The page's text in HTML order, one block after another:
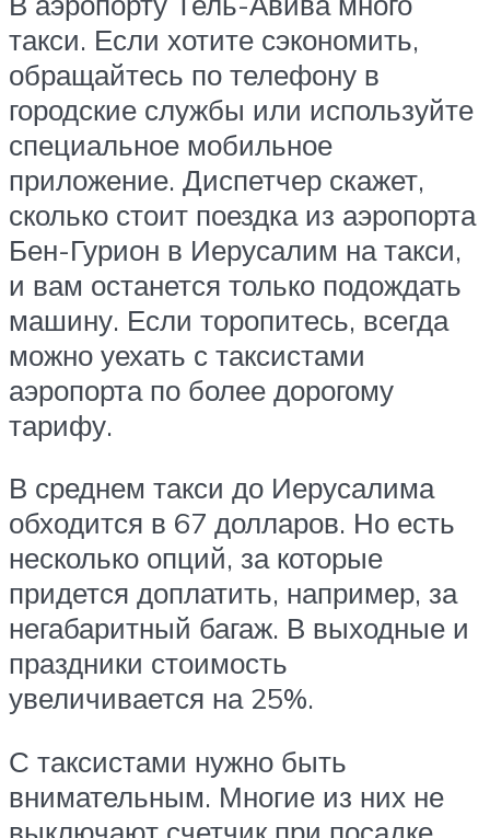
такси. Если хотите сэкономить,
обращайтесь по телефону в
городские службы или используйте
специальное мобильное
приложение. Диспетчер скажет,
сколько стоит поездка из аэропорта
Бен-Гурион в Иерусалим на такси,
и вам останется только подождать
машину. Если торопитесь, всегда
можно уехать с таксистами
аэропорта по более дорогому
тарифу.
В среднем такси до Иерусалима
обходится в 67 долларов. Но есть
несколько опций, за которые
придется доплатить, например, за
негабаритный багаж. В выходные и
праздники стоимость
увеличивается на 25%.
С таксистами нужно быть
внимательным. Многие из них не